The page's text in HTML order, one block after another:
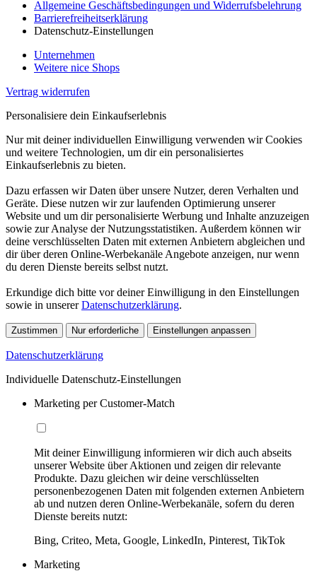
Allgemeine Geschäftsbedingungen und Widerrufsbelehrung
Barrierefreiheitserklärung
Datenschutz-Einstellungen
Unternehmen
Weitere nice Shops
Vertrag widerrufen
Personalisiere dein Einkaufserlebnis
Nur mit deiner individuellen Einwilligung verwenden wir Cookies
und weitere Technologien, um dir ein personalisiertes
Einkaufserlebnis zu bieten.
Dazu erfassen wir Daten über unsere Nutzer, deren Verhalten und
Geräte. Diese nutzen wir zur laufenden Optimierung unserer
Website und um dir personalisierte Werbung und Inhalte anzuzeigen
sowie zur Analyse der Nutzungsstatistiken. Außerdem können wir
deine verschlüsselten Daten mit externen Anbietern abgleichen und
dir über deren Online-Werbekanäle Angebote anzeigen, nur wenn
du deren Dienste bereits selbst nutzt.
Erkundige dich bitte vor deiner Einwilligung in den Einstellungen
sowie in unsererDatenschutzerklärung.
Zustimmen Nur erforderliche Einstellungen anpassen
Datenschutzerklärung
Individuelle Datenschutz-Einstellungen
Marketing per Customer-Match
Mit deiner Einwilligung informieren wir dich auch abseits
unserer Website über Aktionen und zeigen dir relevante
Produkte. Dazu gleichen wir deine verschlüsselten
personenbezogenen Daten mit folgenden externen Anbietern
ab und nutzen deren Online-Werbekanäle, sofern du deren
Dienste bereits nutzt:
Bing, Criteo, Meta, Google, LinkedIn, Pinterest, TikTok
Marketing